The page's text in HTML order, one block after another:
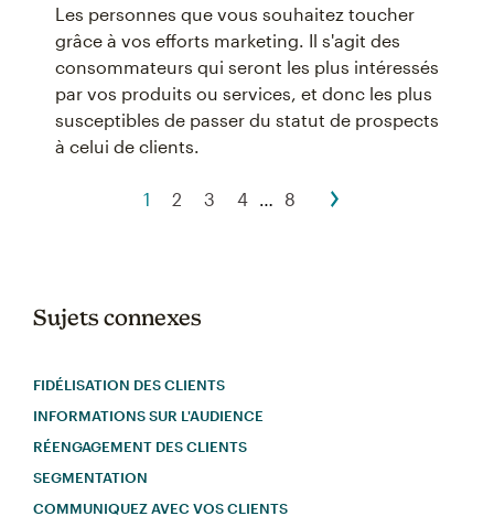
Les personnes que vous souhaitez toucher
grâce à vos efforts marketing. Il s'agit des
consommateurs qui seront les plus intéressés
par vos produits ou services, et donc les plus
susceptibles de passer du statut de prospects
à celui de clients.
1 2 3 4 8
Sujets connexes
FIDÉLISATION DES CLIENTS
INFORMATIONS SUR L'AUDIENCE
RÉENGAGEMENT DES CLIENTS
SEGMENTATION
COMMUNIQUEZ AVEC VOS CLIENTS